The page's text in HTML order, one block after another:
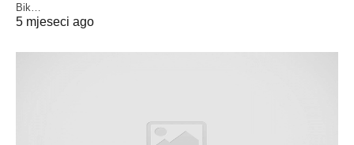
Bik…
5 mjeseci ago